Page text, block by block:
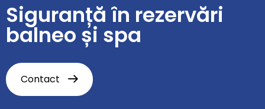
Siguranță în rezervări
balneo și spa
Contact